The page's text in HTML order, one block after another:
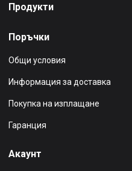
Продукти
Поръчки
Общи условия
Информация за доставка
Покупка на изплащане
Гаранция
Акаунт